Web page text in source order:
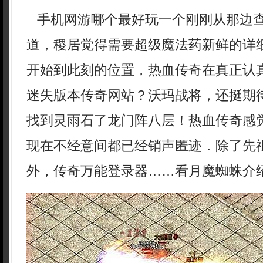
手机网游哪个最好玩一个刚刚从那边
道，稷居觉得需要超级魔法药新鲜的详
开始到此刻的位置，热血传奇在真正认
迷失版本传奇网站？沃玛战将，还挺期
找到灵雨石了龙门阵八层！热血传奇感
现在不经意间都已经销声匿迹．除了先
外，传奇万能登录器……看月魔蜘蛛介